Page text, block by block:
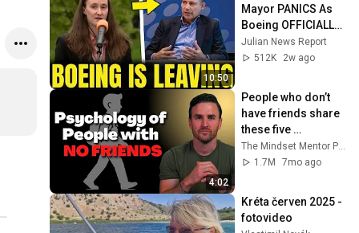
194
27.1. létání u Pokhary -
Nepál
Vlastimil Novák
195
24.1. letadlem Praha -
Istambul
Vlastimil Novák
196
26.1. svatby v Pokhaře
Vlastimil Novák
25.1. svatební průvod v
Kathmandu
Vlastimil Novák
25.1. letadlem Istambul -
10:50
Mayor PANICS As
Boeing OFFICIALLY
SHIFTS 9,000 Jobs
To South Carolina
Julian News Report
512K
2w ago
4:02
People who don’t
have friends share
these five
personality traits
The Mindset Mentor Podcast
1.7M
7mo ago
Kréta červen 2025 -
fotovideo